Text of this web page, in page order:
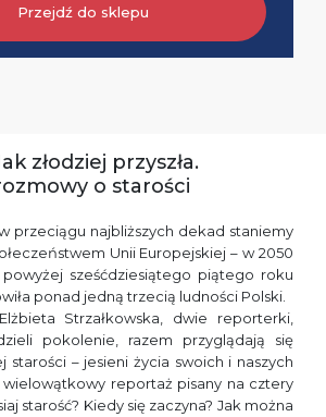
Przejdź do sklepu
złodziej przyszła.
o starości
przeciągu najbliższych dekad staniemy
Unii Europejskiej – w 2050
sześćdziesiątego piątego roku
ponad jedną trzecią ludności Polski.
Strzałkowska, dwie reporterki,
pokolenie, razem przyglądają się
starości – jesieni życia swoich i naszych
wielowątkowy reportaż pisany na cztery
starość? Kiedy się zaczyna? Jak można